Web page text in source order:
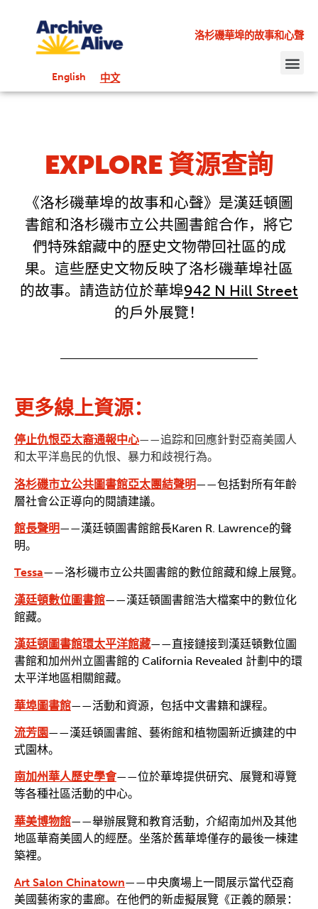
English 中文
洛杉磯華埠的故事和心聲
EXPLORE 資源查詢
《洛杉磯華埠的故事和心聲》是漢廷頓圖
書館和洛杉磯市立公共圖書館合作，將它
們特殊舘藏中的歷史文物帶回社區的成
果。這些歷史文物反映了洛杉磯華埠社區
的故事。請造訪位於華埠942 N Hill Street
的戶外展覽！
更多線上資源：
停止仇恨亞太裔通報中心——追踪和回應針對亞裔美國人
和太平洋島民的仇恨、暴力和歧視行為。
洛杉磯市立公共圖書館亞太團結聲明——包括對所有年齡
層社會公正導向的閱讀建議。
館長聲明——漢廷頓圖書館館長Karen R. Lawrence的聲
明。
Tessa——洛杉磯市立公共圖書館的數位館藏和線上展覽。
漢廷頓數位圖書館——漢廷頓圖書館浩大檔案中的數位化
館藏。
漢廷頓圖書館環太平洋館藏——直接鏈接到漢廷頓數位圖
書館和加州州立圖書館的 California Revealed 計劃中的環
太平洋地區相關館藏。
華埠圖書館——活動和資源，包括中文書籍和課程。
流芳園——漢廷頓圖書館、藝術館和植物園新近擴建的中
式園林。
南加州華人歷史學會——位於華埠提供研究、展覽和導覽
等各種社區活動的中心。
華美博物館——舉辦展覽和教育活動，介紹南加州及其他
地區華裔美國人的經歷。坐落於舊華埠僅存的最後一棟建
築裡。
Art Salon Chinatown——中央廣場上一間展示當代亞裔
美國藝術家的畫廊。在他們的新虛擬展覽《正義的願景：